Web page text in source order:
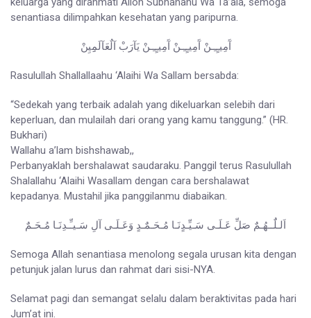
senantiasa dilimpahkan kesehatan yang paripurna.
آَمِيـٍـِـنْ آَمِيـٍـِـنْ آَمِيـٍـِـنْ يَآرَبْ آلٌعَآلَمِِيِنْ
Rasulullah Shallallaahu ‘Alaihi Wa Sallam bersabda:
“Sedekah yang terbaik adalah yang dikeluarkan selebih dari
keperluan, dan mulailah dari orang yang kamu tanggung.” (HR.
Bukhari)
Wallahu a’lam bishshawab,,
Perbanyaklah bershalawat saudaraku. Panggil terus Rasulullah
Shalallahu ‘Alaihi Wasallam dengan cara bershalawat
kepadanya. Mustahil jika panggilanmu diabaikan.
اَلـلٌَــهُـمٌَ صَلِّ عَـلَـى سَـيِّـدٍنَـا مُـحَـمٌَـدٍ وَعَـلَـى آلِ سَـيـِّـدِنَـا مُـحَـمٌَ
Semoga Allah senantiasa menolong segala urusan kita dengan
petunjuk jalan lurus dan rahmat dari sisi-NYA.
Selamat pagi dan semangat selalu dalam beraktivitas pada hari
Jum’at ini.